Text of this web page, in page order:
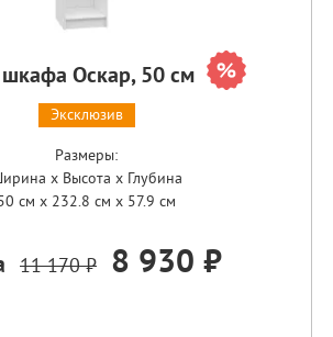
Оскар, 50 см
Эксклюзив
Размеры:
x Высота x Глубина
см x 232.8 см x 57.9 см
11 170 ₽ 8 930 ₽